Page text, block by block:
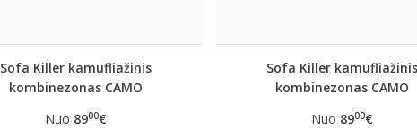
Sofa Killer kamufliažinis
kombinezonas CAMO
Nuo 8900€
Sofa Killer kamufliažinis
kombinezonas CAMO
Nuo 8900€